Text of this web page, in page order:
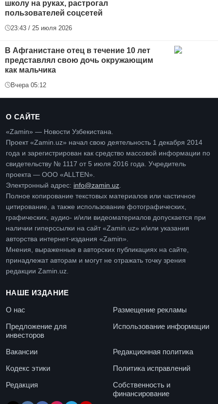
школу на руках, растрогал
пользователей соцсетей
23:43 / 25 июля 2026
В Афганистане отец в течение 10 лет
представлял свою дочь окружающим
как мальчика
Вчера 05:12
О САЙТЕ
«Zamin» — Новости Узбекистана.
Проект «Zamin.uz» начал свою деятельность 1 декабря 2014
года и зарегистрирован как средство массовой информации по
свидетельству № 1117 от 5 июля 2016 года. Учредитель
проекта — ООО «ALLTEN».
Электронный адрес: info@zamin.uz
Полное копирование текстовых материалов или частичное
цитирование, а также использование фотографических,
графических, аудио- и/или видеоматериалов допускается при
наличии гиперссылки на сайт «Zamin.uz» и/или указания
авторства интернет-издания «Zamin».
Мнения, выраженные в авторских публикациях на сайте,
принадлежат авторам и могут не отражать точку зрения
редакции Zamin.uz.
НАШЕ ИЗДАНИЕ
О нас
Размещение рекламы
Предложение для
инвесторов
Использование информации
Вакансии
Редакционная политика
Кодекс этики
Политика исправлений
Редакция
Собственность и
финансирование